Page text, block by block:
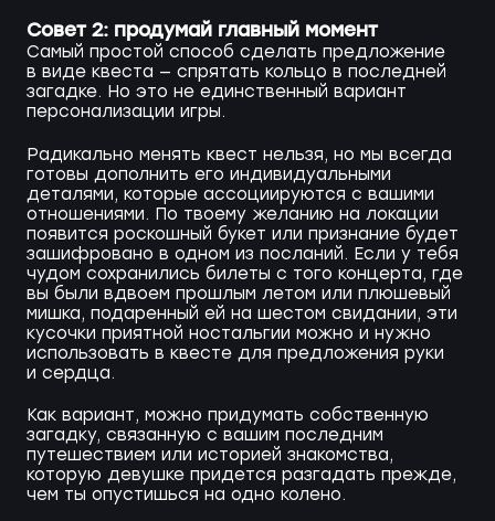
Совет 2: продумай главный момент
Самый простой способ сделать предложение
в виде квеста — спрятать кольцо в последней
загадке. Но это не единственный вариант
персонализации игры.
Радикально менять квест нельзя, но мы всегда
готовы дополнить его индивидуальными
деталями, которые ассоциируются с вашими
отношениями. По твоему желанию на локации
появится роскошный букет или признание будет
зашифровано в одном из посланий. Если у тебя
чудом сохранились билеты с того концерта, где
вы были вдвоем прошлым летом или плюшевый
мишка, подаренный ей на шестом свидании, эти
кусочки приятной ностальгии можно и нужно
использовать в квесте для предложения руки
и сердца.
Как вариант, можно придумать собственную
загадку, связанную с вашим последним
путешествием или историей знакомства,
которую девушке придется разгадать прежде,
чем ты опустишься на одно колено.